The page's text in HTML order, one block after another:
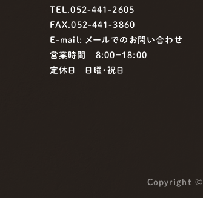
TEL.052-441-2605
FAX.052-441-3860
E-mail: メールでのお問い合わせ
営業時間 8:00−18:00
定休日 日曜・祝日
Copyright ©